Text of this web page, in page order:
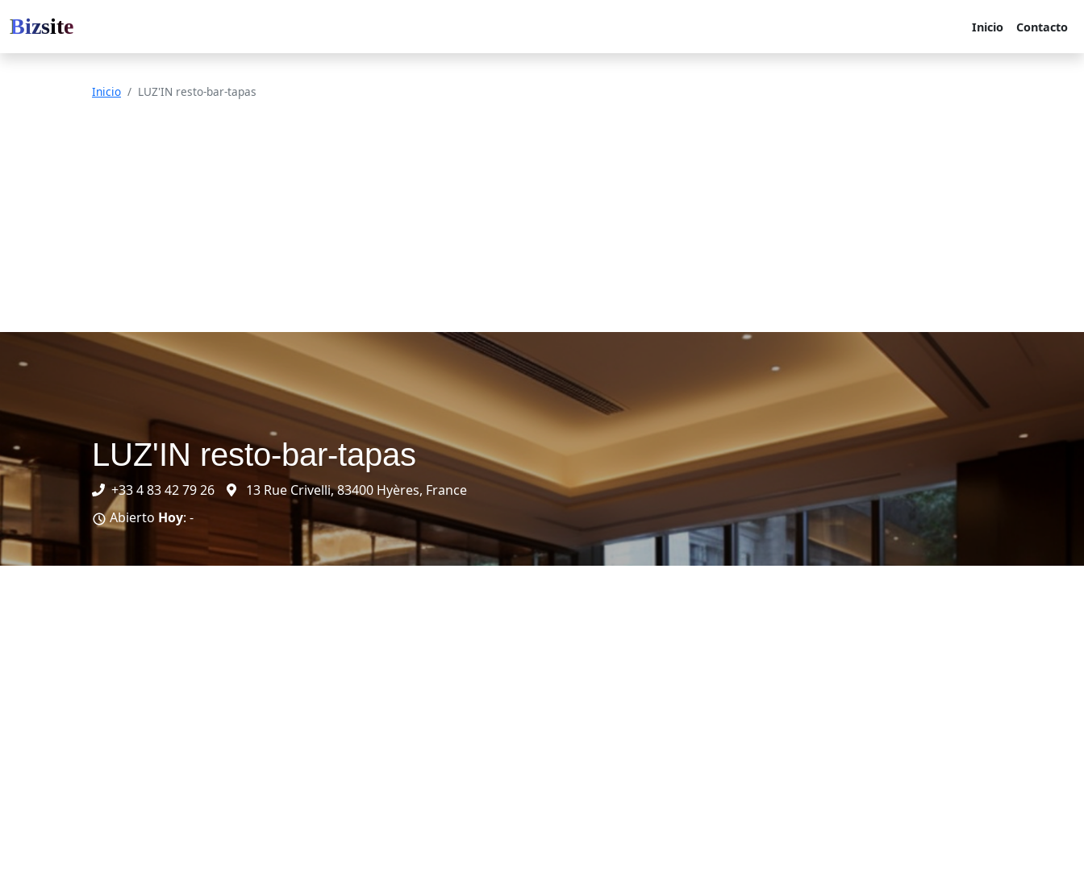
Bizsite Inicio Contacto
Inicio LUZ'IN resto-bar-tapas
LUZ'IN resto-bar-tapas
+33 4 83 42 79 26
13 Rue Crivelli, 83400 Hyères, France
Abierto Hoy: -